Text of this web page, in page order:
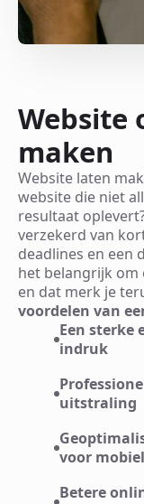
Website
maken
Website laten
website die niet
resultaat
verzekerd van
deadlines en een
het belangrijk om
en dat merk je
voordelen van
Een sterke
indruk
uitstraling
voor mobiel
Betere